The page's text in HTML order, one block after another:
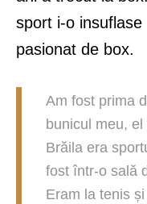
sport i-o
pasionat de box.
Am fost prima
bunicul meu,
Brăila era
fost într-o sală
Eram la tenis